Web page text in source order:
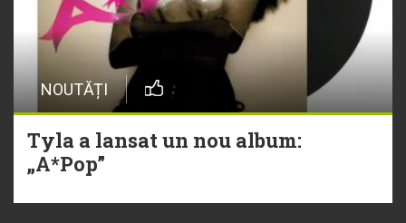
NOUTĂȚI
Tyla a lansat un nou album:
„A*Pop”